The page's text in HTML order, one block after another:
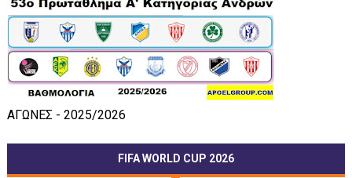
ΑΓΩΝΕΣ - 2025/2026
FIFA WORLD CUP 2026